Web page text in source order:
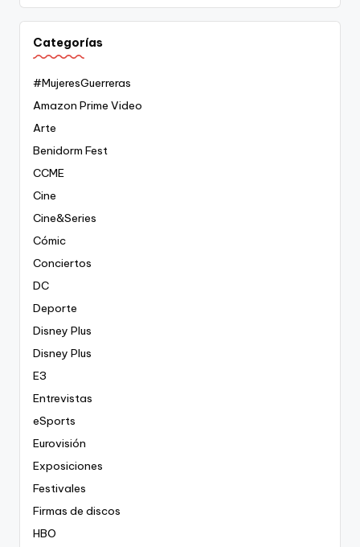
Categorías
#MujeresGuerreras
Amazon Prime Video
Arte
Benidorm Fest
CCME
Cine
Cine&Series
Cómic
Conciertos
DC
Deporte
Disney Plus
Disney Plus
E3
Entrevistas
eSports
Eurovisión
Exposiciones
Festivales
Firmas de discos
HBO